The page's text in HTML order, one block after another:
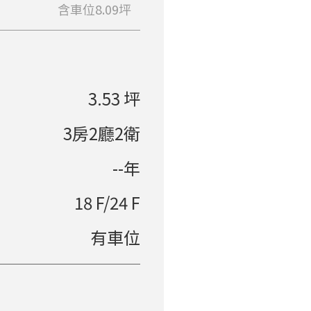
含車位8.09坪
3.53 坪
3房2廳2衛
--年
18 F/24 F
有車位